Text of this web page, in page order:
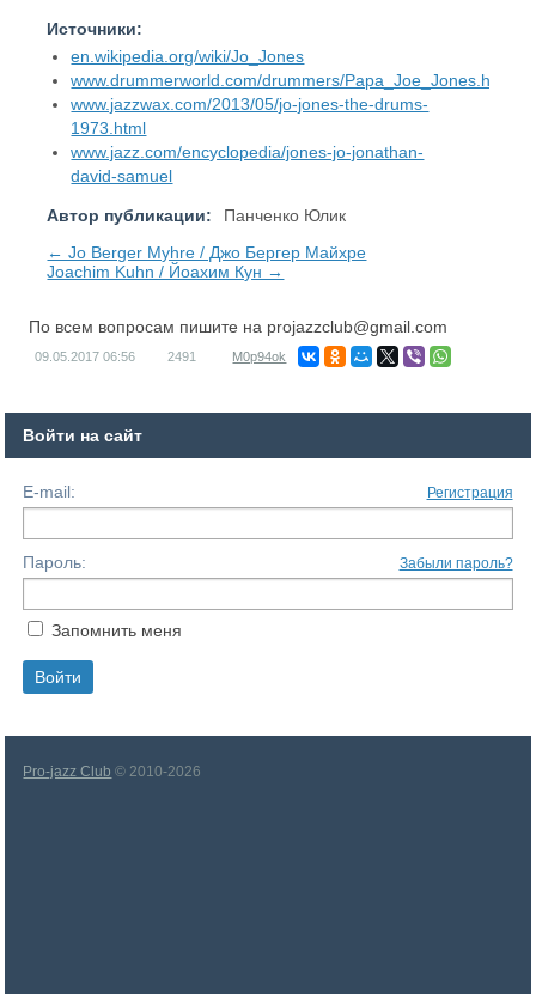
Источники:
en.wikipedia.org/wiki/Jo_Jones
www.drummerworld.com/drummers/Papa_Joe_Jones.html
www.jazzwax.com/2013/05/jo-jones-the-drums-
1973.html
www.jazz.com/encyclopedia/jones-jo-jonathan-
david-samuel
Автор публикации:
Панченко Юлик
← Jo Berger Myhre / Джо Бергер Майхре
Joachim Kuhn / Йоахим Кун →
По всем вопросам пишите на projazzclub@gmail.com
09.05.2017 06:56 2491 M0p94ok
Войти на сайт
E-mail: Регистрация
Пароль: Забыли пароль?
Запомнить меня
Pro-jazz Club © 2010-2026